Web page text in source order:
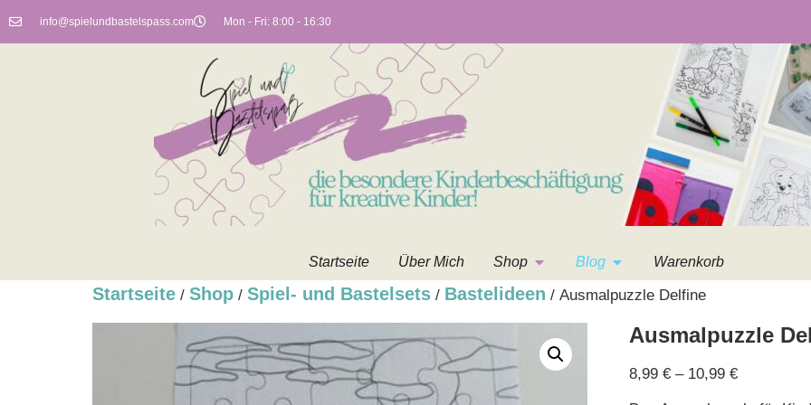
info@spielundbastelspass.com Mon - Fri: 8:00 - 16:30
Startseite Über Mich Shop Blog Warenkorb
Startseite / Shop / Spiel- und Bastelsets / Bastelideen / Ausmalpuzzle Delfine
Ausmalpuzzle
8,99 € – 10,99 €